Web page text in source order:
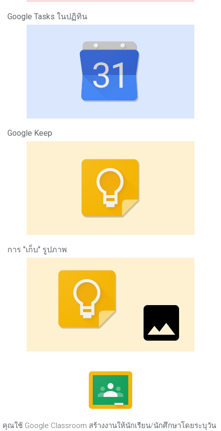
Google Tasks ในปฏิทิน
Google Keep
การ "เก็บ" รูปภาพ
คุณใช้ Google Classroom สร้างงานให้นักเรียน/นักศึกษาโดยระบุวัน